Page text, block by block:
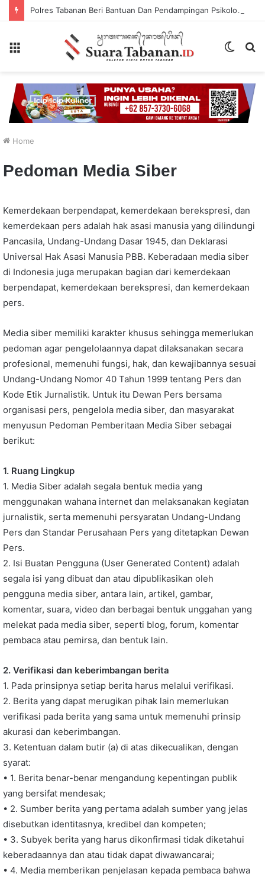
Polres Tabanan Beri Bantuan Dan Pendampingan Psikologis
Switch
Home
Pedoman Media Siber
Kemerdekaan berpendapat, kemerdekaan berekspresi, dan
kemerdekaan pers adalah hak asasi manusia yang dilindungi
Pancasila, Undang-Undang Dasar 1945, dan Deklarasi
Universal Hak Asasi Manusia PBB. Keberadaan media siber
di Indonesia juga merupakan bagian dari kemerdekaan
berpendapat, kemerdekaan berekspresi, dan kemerdekaan
pers.
Media siber memiliki karakter khusus sehingga memerlukan
pedoman agar pengelolaannya dapat dilaksanakan secara
profesional, memenuhi fungsi, hak, dan kewajibannya sesuai
Undang-Undang Nomor 40 Tahun 1999 tentang Pers dan
Kode Etik Jurnalistik. Untuk itu Dewan Pers bersama
organisasi pers, pengelola media siber, dan masyarakat
menyusun Pedoman Pemberitaan Media Siber sebagai
berikut:
1. Ruang Lingkup
1. Media Siber adalah segala bentuk media yang
menggunakan wahana internet dan melaksanakan kegiatan
jurnalistik, serta memenuhi persyaratan Undang-Undang
Pers dan Standar Perusahaan Pers yang ditetapkan Dewan
Pers.
2. Isi Buatan Pengguna (User Generated Content) adalah
segala isi yang dibuat dan atau dipublikasikan oleh
pengguna media siber, antara lain, artikel, gambar,
komentar, suara, video dan berbagai bentuk unggahan yang
melekat pada media siber, seperti blog, forum, komentar
pembaca atau pemirsa, dan bentuk lain.
2. Verifikasi dan keberimbangan berita
1. Pada prinsipnya setiap berita harus melalui verifikasi.
2. Berita yang dapat merugikan pihak lain memerlukan
verifikasi pada berita yang sama untuk memenuhi prinsip
akurasi dan keberimbangan.
3. Ketentuan dalam butir (a) di atas dikecualikan, dengan
syarat:
• 1. Berita benar-benar mengandung kepentingan publik
yang bersifat mendesak;
• 2. Sumber berita yang pertama adalah sumber yang jelas
disebutkan identitasnya, kredibel dan kompeten;
• 3. Subyek berita yang harus dikonfirmasi tidak diketahui
keberadaannya dan atau tidak dapat diwawancarai;
• 4. Media memberikan penjelasan kepada pembaca bahwa